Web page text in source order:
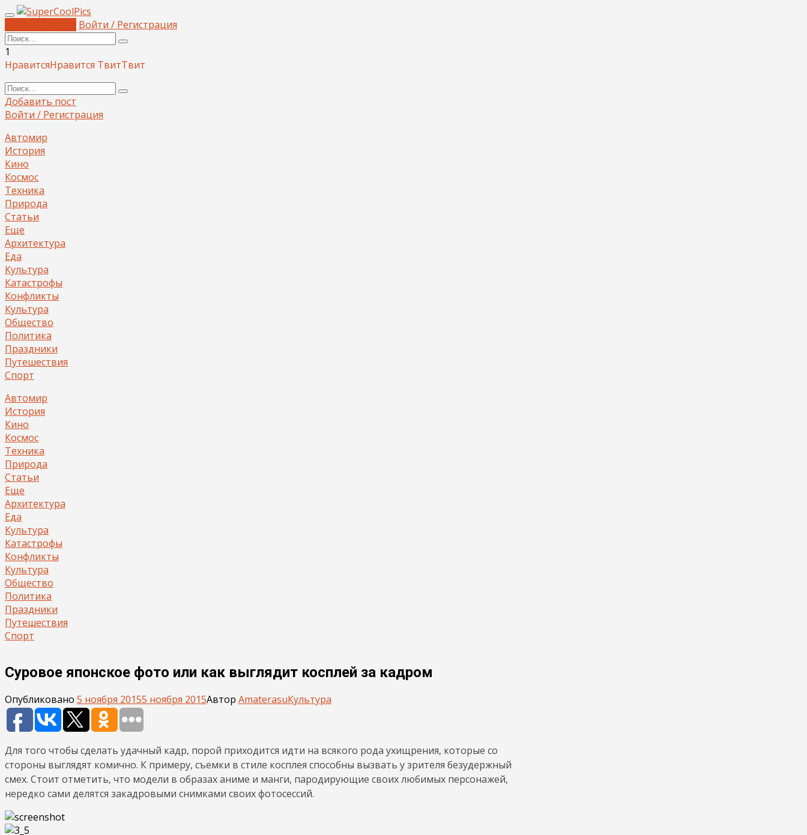
Войти / Регистрация
1
НравитсяНравится ТвитТвит
Добавить пост
Войти / Регистрация
Автомир
История
Кино
Космос
Техника
Природа
Статьи
Еще
Архитектура
Еда
Культура
Катастрофы
Конфликты
Культура
Общество
Политика
Праздники
Путешествия
Спорт
Автомир
История
Кино
Космос
Техника
Природа
Статьи
Еще
Архитектура
Еда
Культура
Катастрофы
Конфликты
Культура
Общество
Политика
Праздники
Путешествия
Спорт
Суровое японское фото или как выглядит косплей за кадром
Опубликовано 5 ноября 20155 ноября 2015Автор AmaterasuКультура
Для того чтобы сделать удачный кадр, порой приходится идти на всякого рода ухищрения, которые со
стороны выглядят комично. К примеру, съемки в стиле косплея способны вызвать у зрителя безудержный
смех. Стоит отметить, что модели в образах аниме и манги, пародирующие своих любимых персонажей,
нередко сами делятся закадровыми снимками своих фотосессий.